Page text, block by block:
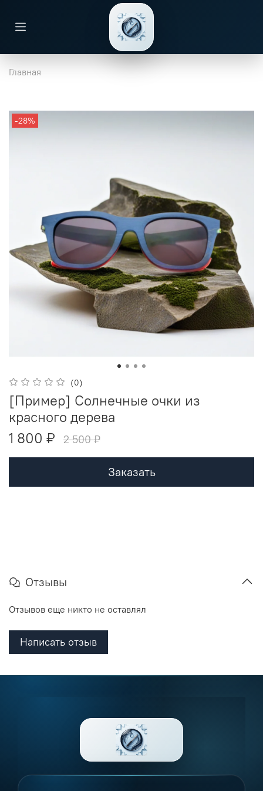
Главная
-28%
(0)
[Пример] Солнечные очки из
красного дерева
1 800 ₽
2 500 ₽
Заказать
Отзывы
Отзывов еще никто не оставлял
Написать отзыв